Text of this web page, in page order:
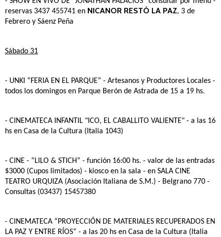
reservas 3437 455741 en NICANOR RESTÓ LA PAZ, 3 de
Febrero y Sáenz Peña
Sábado 31
- UNKI “FERIA EN EL PARQUE” - Artesanos y Productores Locales -
todos los domingos en Parque Berón de Astrada de 15 a 19 hs.
- CINEMATECA INFANTIL "ICO, EL CABALLITO VALIENTE" - a las 16
hs en Casa de la Cultura (Italia 1043)
- CINE - “LILO & STICH” - función 16:00 hs. - valor de las entradas
$3000 (Cupos limitados) - kiosco en la sala - en SALA CINE
TEATRO URQUIZA (Asociación Italiana de S.M.) - Belgrano 770 -
Consultas (03437) 15457380
- CINEMATECA “PROYECCIÓN DE MATERIALES RECUPERADOS EN
LA PAZ Y ENTRE RÍOS” - a las 20 hs en Casa de la Cultura (Italia